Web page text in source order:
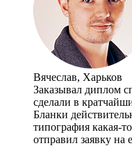
Вячеслав, Харьков
Заказывал диплом
сделали в
Бланки
типография какая-
отправил заявку на